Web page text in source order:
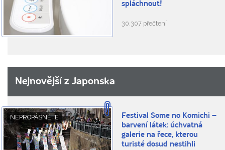
spláchnout!
30.307 přečtení
Nejnovější z Japonska
NEPROPÁSNĚTE
Festival Some no Komichi –
barvení látek: úchvatná
galerie na řece, kterou
turisté dosud nestihli